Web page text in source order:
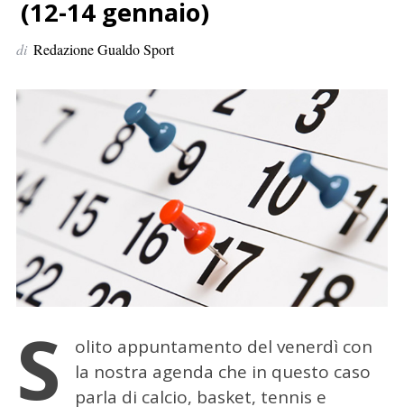
e
r
(12-14 gennaio)
di Redazione Gualdo Sport
S
olito appuntamento del venerdì con
la nostra agenda che in questo caso
parla di calcio, basket, tennis e